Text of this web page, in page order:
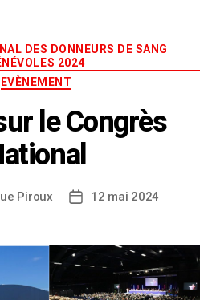
DES DONNEURS DE SANG
2024
EVÈNEMENT
le Congrès
Piroux 12 mai 2024